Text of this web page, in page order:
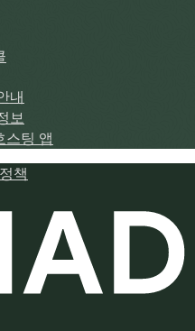
내
보
스팅 앱
정책